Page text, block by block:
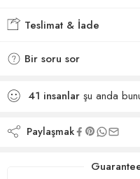
Teslimat & İade
Bir soru sor
41 insanlar şu anda
Paylaşmak